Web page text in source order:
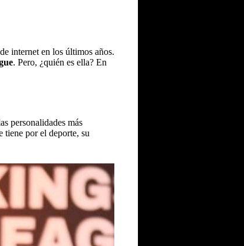
internet en los últimos años.
. Pero, ¿quién es ella? En
personalidades más
tiene por el deporte, su